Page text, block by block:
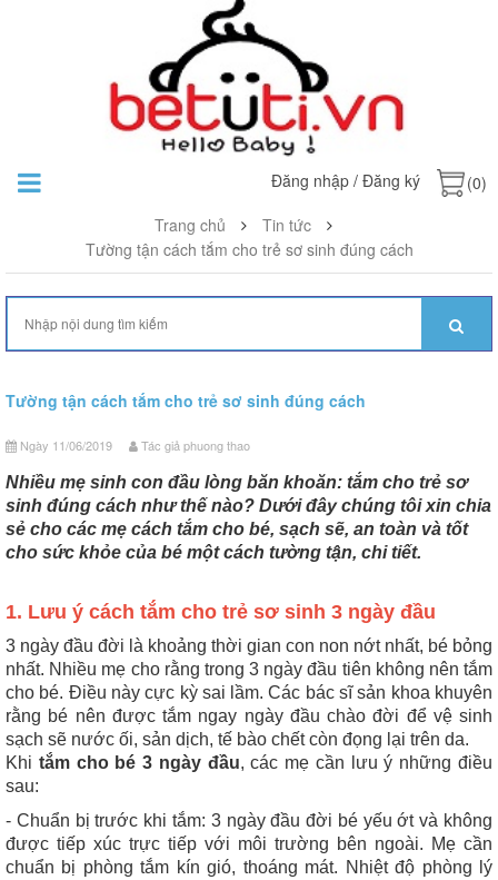
Đăng nhập / Đăng ký
(0)
Trang chủ
Tin tức
Tường tận cách tắm cho trẻ sơ sinh đúng cách
Tường tận cách tắm cho trẻ sơ sinh đúng cách
Ngày 11/06/2019 Tác giả phuong thao
Nhiều mẹ sinh con đầu lòng băn khoăn: tắm cho trẻ sơ
sinh đúng cách như thế nào? Dưới đây chúng tôi xin chia
sẻ cho các mẹ cách tắm cho bé, sạch sẽ, an toàn và tốt
cho sức khỏe của bé một cách tường tận, chi tiết.
1. Lưu ý cách tắm cho trẻ sơ sinh 3 ngày đầu
3 ngày đầu đời là khoảng thời gian con non nớt nhất, bé bỏng
nhất. Nhiều mẹ cho rằng trong 3 ngày đầu tiên không nên tắm
cho bé. Điều này cực kỳ sai lầm. Các bác sĩ sản khoa khuyên
rằng bé nên được tắm ngay ngày đầu chào đời để vệ sinh
sạch sẽ nước ối, sản dịch, tế bào chết còn đọng lại trên da.
Khi tắm cho bé 3 ngày đầu, các mẹ cần lưu ý những điều
sau:
- Chuẩn bị trước khi tắm: 3 ngày đầu đời bé yếu ớt và không
được tiếp xúc trực tiếp với môi trường bên ngoài. Mẹ cần
chuẩn bị phòng tắm kín gió, thoáng mát. Nhiệt độ phòng lý